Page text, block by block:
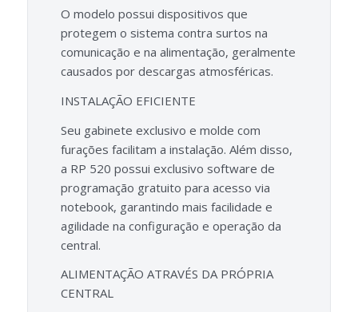
O modelo possui dispositivos que
protegem o sistema contra surtos na
comunicação e na alimentação, geralmente
causados por descargas atmosféricas.
INSTALAÇÃO EFICIENTE
Seu gabinete exclusivo e molde com
furações facilitam a instalação. Além disso,
a RP 520 possui exclusivo software de
programação gratuito para acesso via
notebook, garantindo mais facilidade e
agilidade na configuração e operação da
central.
ALIMENTAÇÃO ATRAVÉS DA PRÓPRIA
CENTRAL